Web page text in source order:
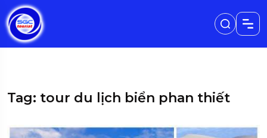
Tag: tour du lịch biển phan thiết